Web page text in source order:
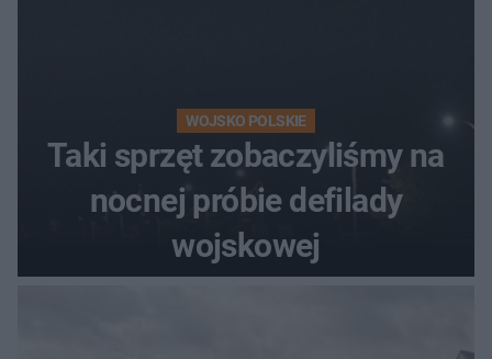
WOJSKO POLSKIE
Taki sprzęt zobaczyliśmy na
nocnej próbie defilady
wojskowej